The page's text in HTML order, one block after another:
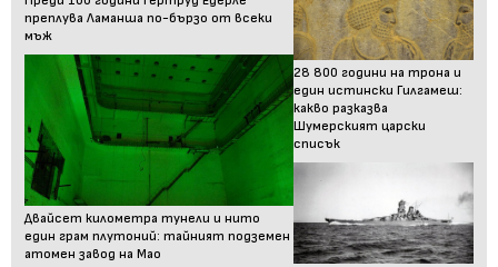
преплува Ламанша по-бързо от всеки
мъж
Двайсет километра тунели и нито
един грам плутоний: тайният подземен
атомен завод на Мао
28 800 години на трона и
един истински Гилгамеш:
какво разказва
Шумерският царски
списък